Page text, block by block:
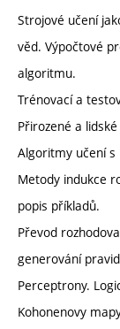
Strojové učení
věd. Výpočtové
algoritmu.
Trénovací a
Přirozené a
Algoritmy učení s
Metody indukce
popis příkladů.
Převod
generování
Perceptrony.
Kohonenovy